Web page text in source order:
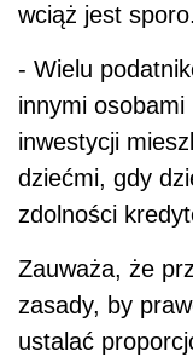
wciąż jest sporo.
- Wielu
innymi
inwestycji
dziećmi, gdy
zdolności
Zauważa, że
zasady, by
ustalać